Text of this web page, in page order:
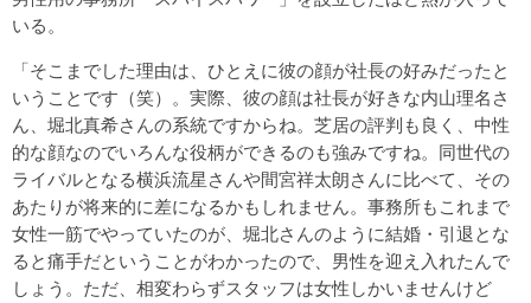
いる。
「そこまでした理由は、ひとえに彼の顔が社長の好みだったと
いうことです（笑）。実際、彼の顔は社長が好きな内山理名さ
ん、堀北真希さんの系統ですからね。芝居の評判も良く、中性
的な顔なのでいろんな役柄ができるのも強みですね。同世代の
ライバルとなる横浜流星さんや間宮祥太朗さんに比べて、その
あたりが将来的に差になるかもしれません。事務所もこれまで
女性一筋でやっていたのが、堀北さんのように結婚・引退とな
ると痛手だということがわかったので、男性を迎え入れたんで
しょう。ただ、相変わらずスタッフは女性しかいませんけど